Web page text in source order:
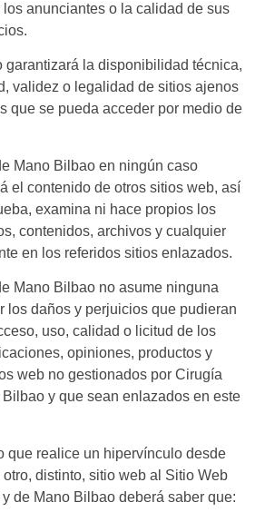
anunciantes o la calidad de sus
garantizará la disponibilidad técnica,
validez o legalidad de sitios ajenos
que se pueda acceder por medio de
Mano Bilbao en ningún caso
el contenido de otros sitios web, así
examina ni hace propios los
contenidos, archivos y cualquier
en los referidos sitios enlazados.
Mano Bilbao no asume ninguna
los daños y perjuicios que pudieran
uso, calidad o licitud de los
opiniones, productos y
web no gestionados por Cirugía
Bilbao y que sean enlazados en este
que realice un hipervínculo desde
distinto, sitio web al Sitio Web
de Mano Bilbao deberá saber que: